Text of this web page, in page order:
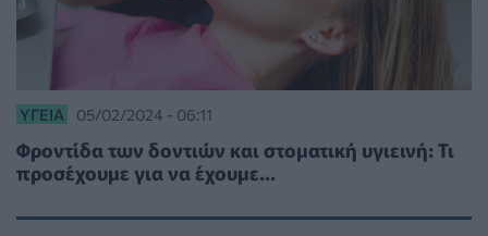
ΥΓΕΊΑ 05/02/2024 - 06:11
Φροντίδα των δοντιών και στοματική υγιεινή: Τι
προσέχουμε για να έχουμε...